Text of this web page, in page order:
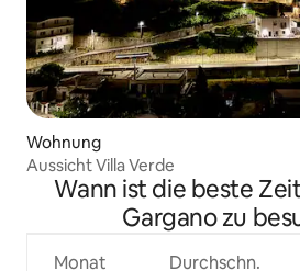
Wohnung
Aussicht Villa Verde
Wann ist die beste
Gargano zu
Monat Durchschn.